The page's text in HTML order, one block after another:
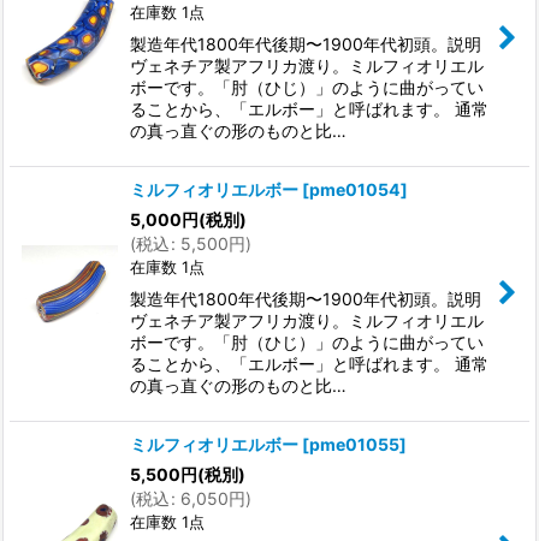
在庫数 1点
製造年代1800年代後期〜1900年代初頭。説明
ヴェネチア製アフリカ渡り。ミルフィオリエル
ボーです。「肘（ひじ）」のように曲がってい
ることから、「エルボー」と呼ばれます。 通常
の真っ直ぐの形のものと比…
ミルフィオリエルボー [pme01054]
5,000円(税別)
(税込: 5,500円)
在庫数 1点
製造年代1800年代後期〜1900年代初頭。説明
ヴェネチア製アフリカ渡り。ミルフィオリエル
ボーです。「肘（ひじ）」のように曲がってい
ることから、「エルボー」と呼ばれます。 通常
の真っ直ぐの形のものと比…
ミルフィオリエルボー [pme01055]
5,500円(税別)
(税込: 6,050円)
在庫数 1点